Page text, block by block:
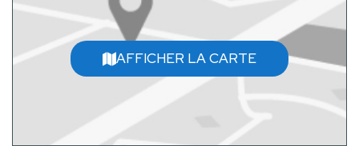
AFFICHER LA CARTE